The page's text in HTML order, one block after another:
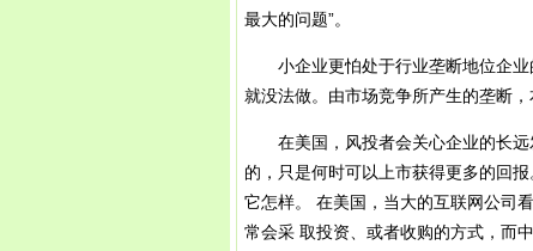
最大的问题”。
小企业更怕处于行业垄断地位企业
就没法做。由市场竞争所产生的垄断
在美国，风投者会关心企业的长远
的，只是何时可以上市获得更多的回
它怎样。 在美国，当大的互联网公司
常会采 取投资、或者收购的方式，而